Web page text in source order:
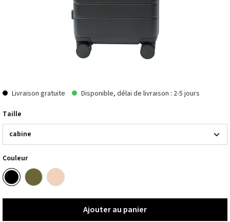
Livraison gratuite
Disponible, délai de livraison : 2-5 jours
Taille
Couleur
Ajouter au panier
Ajouter au panier